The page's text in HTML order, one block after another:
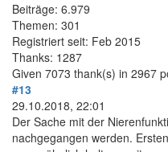
Beiträge: 6.979
Themen: 301
Registriert seit: Feb 2015
Thanks: 1287
Given 7073 thank(s) in 2967
#13
29.10.2018, 22:01
Der Sache mit der
nachgegangen werden.